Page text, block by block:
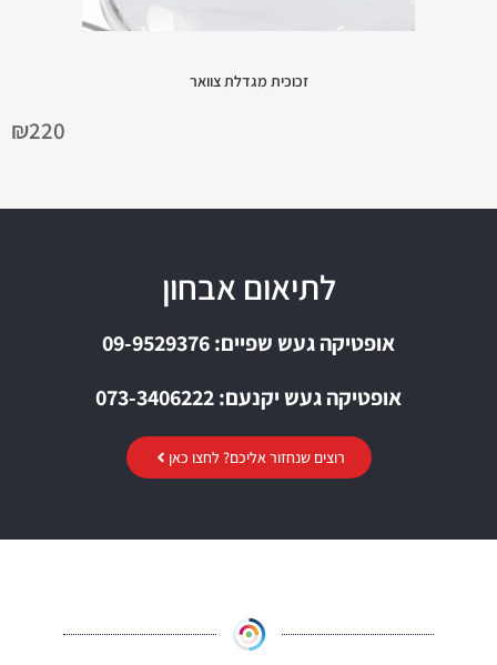
זכוכית מגדלת צוואר
₪220
לתיאום אבחון
אופטיקה געש שפיים: 09-9529376
אופטיקה געש יקנעם: 073-3406222
רוצים שנחזור אליכם? לחצו כאן